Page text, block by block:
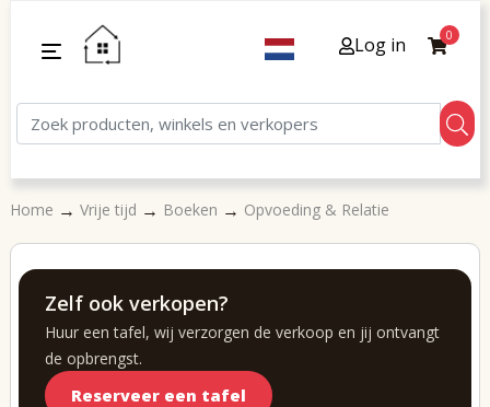
Log in 0
Home → Vrije tijd → Boeken → Opvoeding & Relatie
Zelf ook verkopen?
Huur een tafel, wij verzorgen de verkoop en jij ontvangt
de opbrengst.
Reserveer een tafel